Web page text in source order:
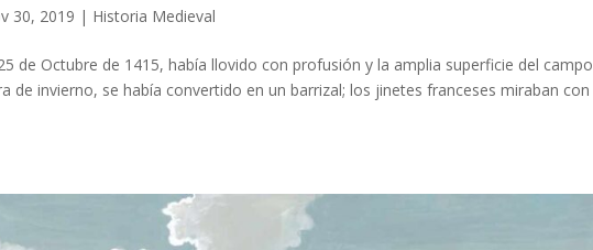
30, 2019 | Historia Medieval
de Octubre de 1415, había llovido con profusión y la amplia superficie del campo
de invierno, se había convertido en un barrizal; los jinetes franceses miraban con